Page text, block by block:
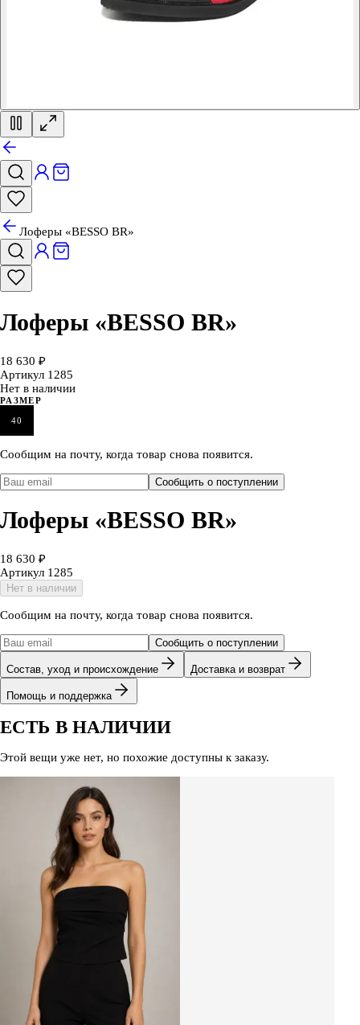
Лоферы «BESSO BR»
Лоферы «BESSO BR»
18 630 ₽
Артикул 1285
Нет в наличии
РАЗМЕР
40
Сообщим на почту, когда товар снова появится.
Сообщить о поступлении
Лоферы «BESSO BR»
18 630 ₽
Артикул 1285
Нет в наличии
Сообщим на почту, когда товар снова появится.
Сообщить о поступлении
Состав, уход и происхождение Доставка и возврат
Помощь и поддержка
ЕСТЬ В НАЛИЧИИ
Этой вещи уже нет, но похожие доступны к заказу.